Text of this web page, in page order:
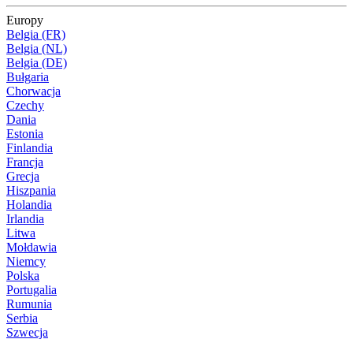
Europy
Belgia (FR)
Belgia (NL)
Belgia (DE)
Bułgaria
Chorwacja
Czechy
Dania
Estonia
Finlandia
Francja
Grecja
Hiszpania
Holandia
Irlandia
Litwa
Mołdawia
Niemcy
Polska
Portugalia
Rumunia
Serbia
Szwecja